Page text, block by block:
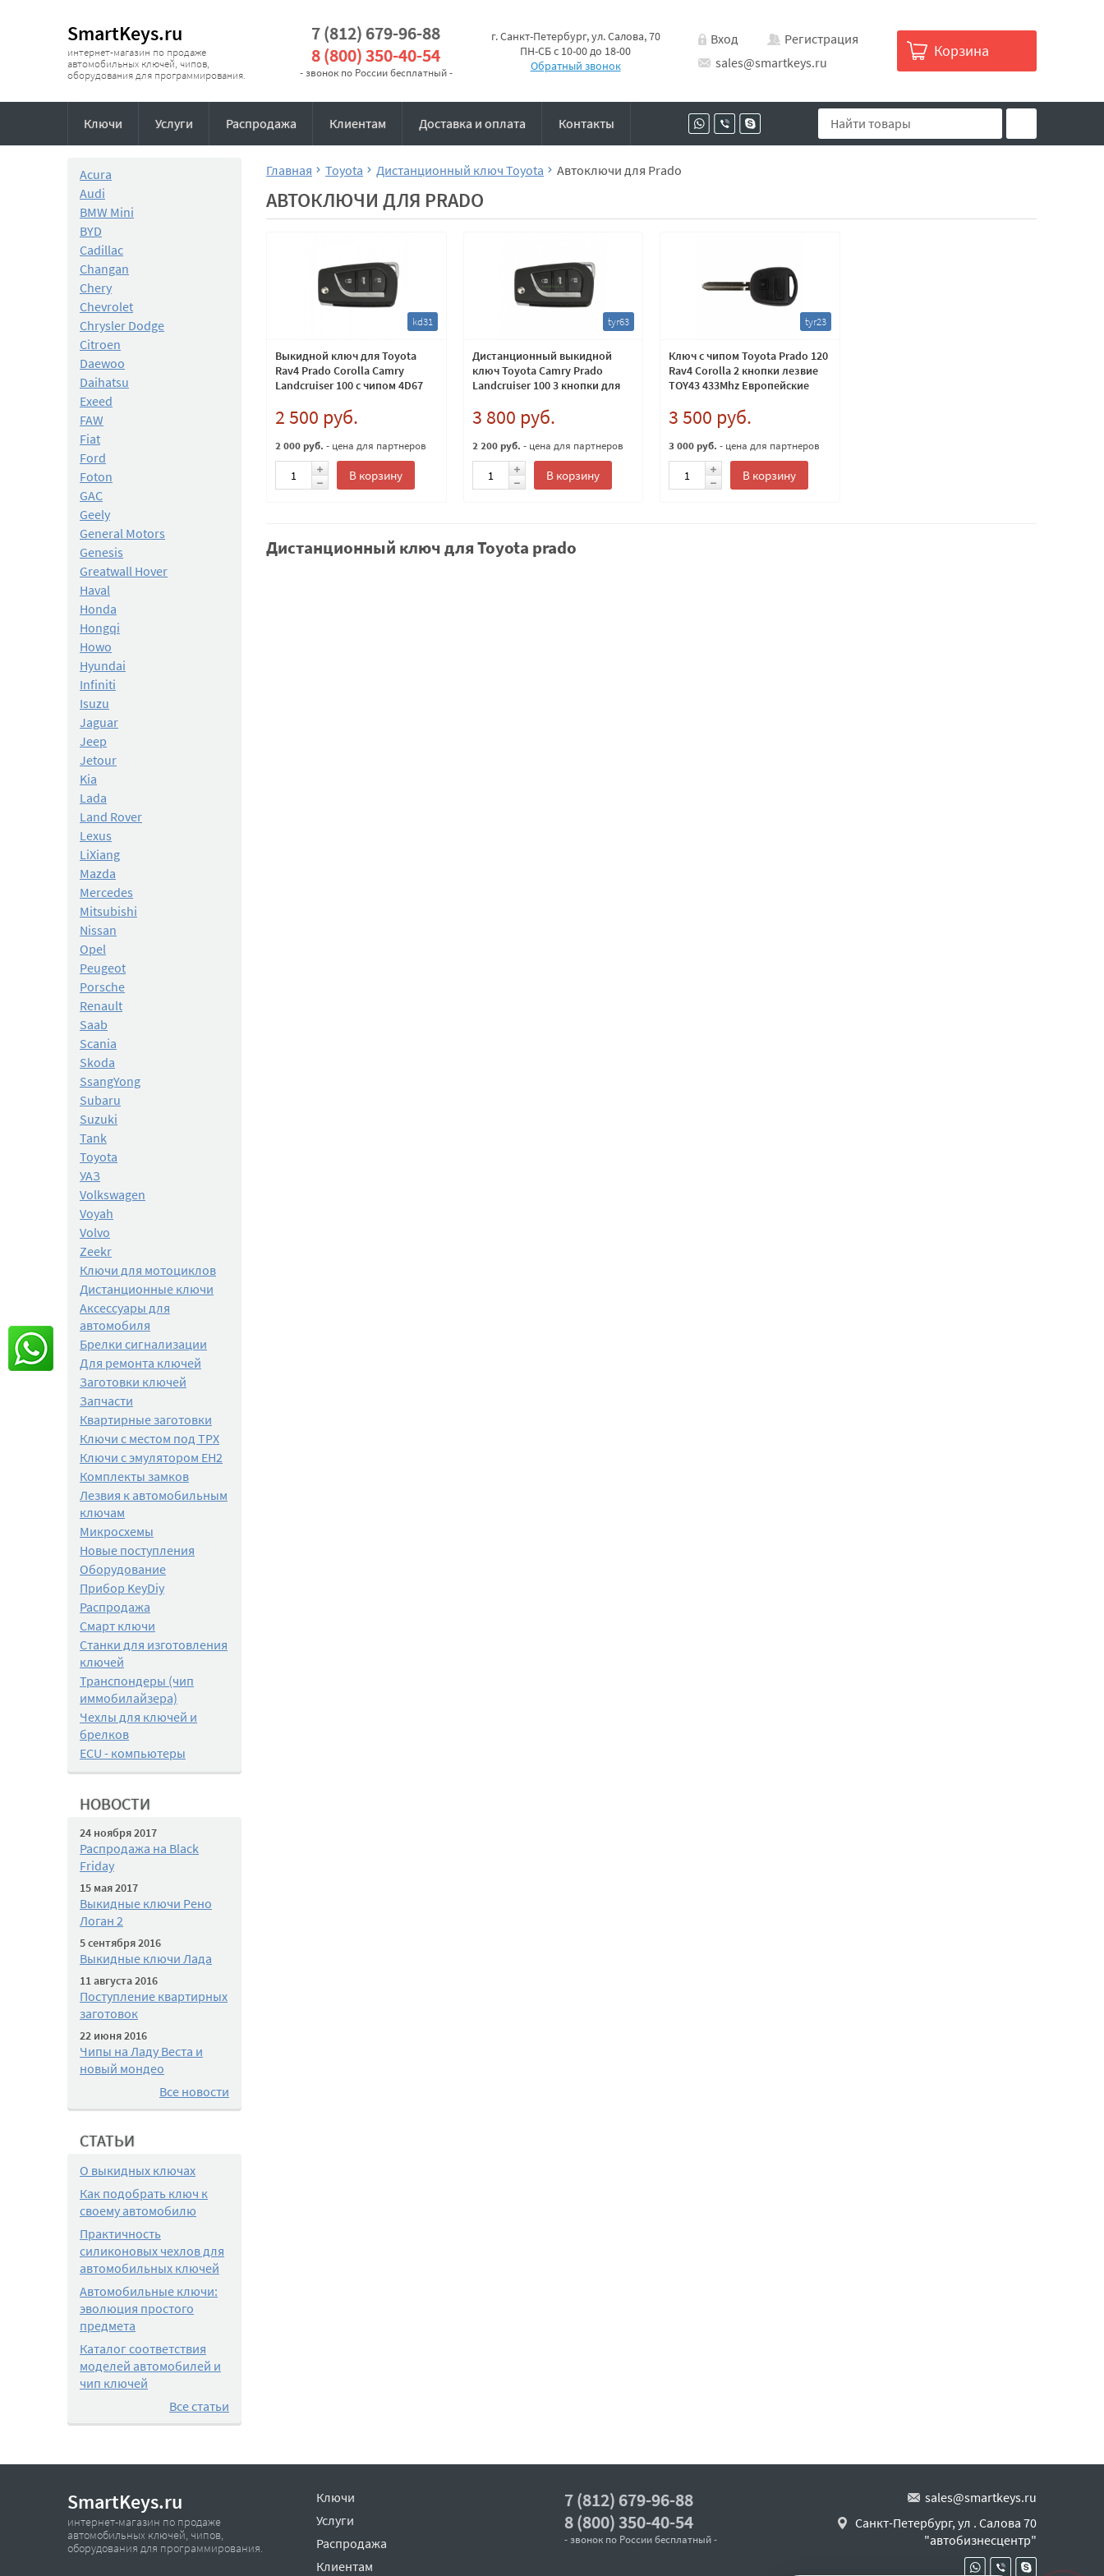
SmartKeys.ru
интернет-магазин по продаже
автомобильных ключей, чипов,
оборудования для программирования.
7 (812) 679-96-88
8 (800) 350-40-54
- звонок по России бесплатный -
г. Санкт-Петербург, ул. Салова, 70
ПН-СБ с 10-00 до 18-00
Обратный звонок
Вход
Регистрация
sales@smartkeys.ru
Корзина
Ключи Услуги Распродажа Клиентам Доставка и оплата Контакты
Acura
Audi
BMW Mini
BYD
Cadillac
Changan
Chery
Chevrolet
Chrysler Dodge
Citroen
Daewoo
Daihatsu
Exeed
FAW
Fiat
Ford
Foton
GAC
Geely
General Motors
Genesis
Greatwall Hover
Haval
Honda
Hongqi
Howo
Hyundai
Infiniti
Isuzu
Jaguar
Jeep
Jetour
Kia
Lada
Land Rover
Lexus
LiXiang
Mazda
Mercedes
Mitsubishi
Nissan
Opel
Peugeot
Porsche
Renault
Saab
Scania
Skoda
SsangYong
Subaru
Suzuki
Tank
Toyota
УАЗ
Volkswagen
Voyah
Volvo
Zeekr
Ключи для мотоциклов
Дистанционные ключи
Аксессуары для
автомобиля
Брелки сигнализации
Для ремонта ключей
Заготовки ключей
Запчасти
Квартирные заготовки
Ключи с местом под TPX
Ключи с эмулятором EH2
Комплекты замков
Лезвия к автомобильным
ключам
Микросхемы
Новые поступления
Оборудование
Прибор KeyDiy
Распродажа
Смарт ключи
Станки для изготовления
ключей
Транспондеры (чип
иммобилайзера)
Чехлы для ключей и
брелков
ECU - компьютеры
НОВОСТИ
24 ноября 2017
Распродажа на Black
Friday
15 мая 2017
Выкидные ключи Рено
Логан 2
5 сентября 2016
Выкидные ключи Лада
11 августа 2016
Поступление квартирных
заготовок
22 июня 2016
Чипы на Ладу Веста и
новый мондео
Все новости
СТАТЬИ
О выкидных ключах
Как подобрать ключ к
своему автомобилю
Практичность
силиконовых чехлов для
автомобильных ключей
Автомобильные ключи:
эволюция простого
предмета
Каталог соответствия
моделей автомобилей и
чип ключей
Все статьи
Главная Toyota Дистанционный ключ Toyota Автоключи для Prado
АВТОКЛЮЧИ ДЛЯ PRADO
kd31
Выкидной ключ для Toyota
Rav4 Prado Corolla Camry
Landcruiser 100 с чипом 4D67
2 500 руб.
2 000 руб. - цена для партнеров
В корзину
tyr63
Дистанционный выкидной
ключ Toyota Camry Prado
Landcruiser 100 3 кнопки для
управлением 433мгц
3 800 руб.
2 200 руб. - цена для партнеров
В корзину
tyr23
Ключ с чипом Toyota Prado 120
Rav4 Corolla 2 кнопки лезвие
TOY43 433Mhz Европейские
3 500 руб.
3 000 руб. - цена для партнеров
В корзину
Дистанционный ключ для Toyota prado
SmartKeys.ru
интернет-магазин по продаже
автомобильных ключей, чипов,
оборудования для программирования.
Ключи
Услуги
Распродажа
Клиентам
7 (812) 679-96-88
8 (800) 350-40-54
- звонок по России бесплатный -
sales@smartkeys.ru
Санкт-Петербург, ул . Салова 70
"автобизнесцентр"